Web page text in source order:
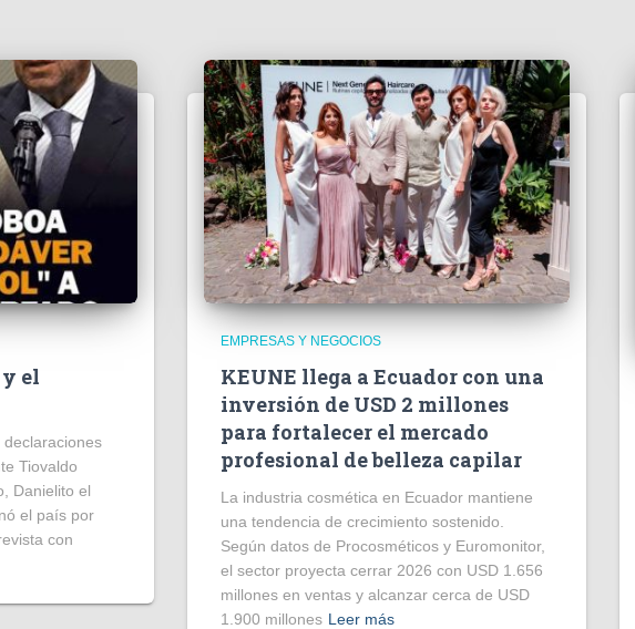
el
Tiovaldo
Danielito el
el país por
con
EMPRESAS Y NEGOCIOS
KEUNE llega a Ecuador con una
inversión de USD 2 millones
para fortalecer el mercado
profesional de belleza capilar
La industria cosmética en Ecuador mantiene
una tendencia de crecimiento sostenido.
Según datos de Procosméticos y Euromonitor,
el sector proyecta cerrar 2026 con USD 1.656
millones en ventas y alcanzar cerca de USD
1.900 millones Leer más